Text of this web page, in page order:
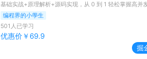
基础实战+原理解析+源码实现，从 0 到 1 轻松掌握高并
编程界的小學生
501 人已学习
优惠价￥ 69.9
掘